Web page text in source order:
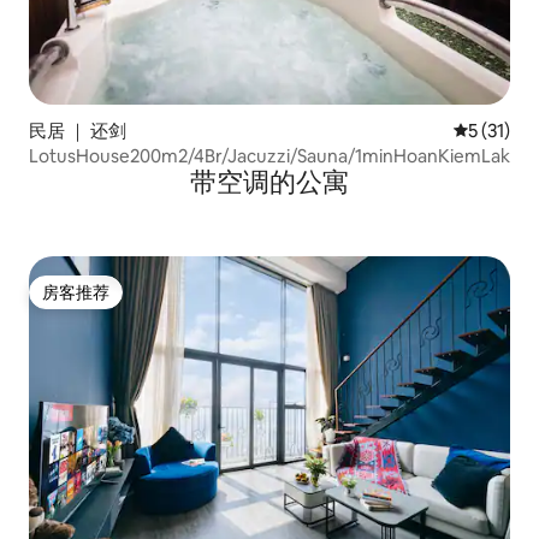
民居 ｜ 还剑 平均评分
5 (31)
LotusHouse200m2/4Br/Jacuzzi/Sauna/1minHoanKiemLake
带空调的公寓
房客推荐
房客推荐